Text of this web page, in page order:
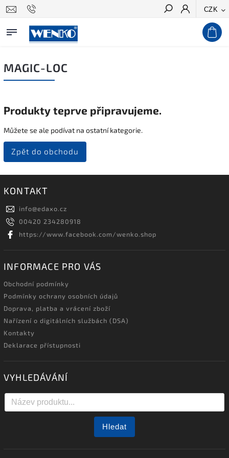
CZK
Hledat
MAGIC-LOC
Produkty teprve připravujeme.
Můžete se ale podívat na ostatní kategorie.
Zpět do obchodu
KONTAKT
info@edaxo.cz
00420 234280918
https://www.facebook.com/wenko.shop
INFORMACE PRO VÁS
Obchodní podmínky
Podmínky ochrany osobních údajů
Doprava, platba a vrácení zboží
Nařízení o digitálních službách (DSA)
Kontakty
Deklarace přístupnosti
VYHLEDÁVÁNÍ
Hledat